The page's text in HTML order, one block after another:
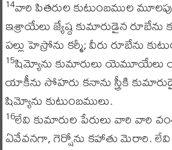
14వారి పితరుల కుటుంబముల
ఇశ్రాయేలు జ్యేష్ఠ కుమారుడైన
పల్లు హెస్రోను కర్మీ; వీరు రూబేను
15షిమ్యోను కుమారులు
యాకీను సోహరు కనాను స్త్రీకి
షిమ్యోను కుటుంబములు.
16లేవి కుమారుల పేరులు వారి వారి
ఏవేవనగా, గెర్షోను కహాతు మెరారి.